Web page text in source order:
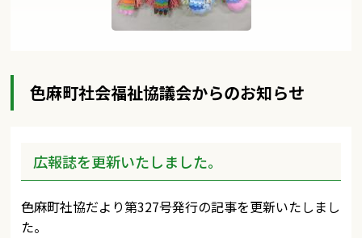
色麻町社会福祉協議会からのお知らせ
広報誌を更新いたしました。
色麻町社協だより第327号発行の記事を更新いたしまし
た。